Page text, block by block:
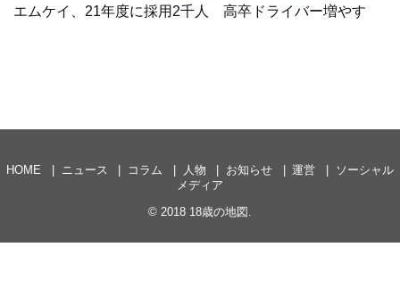
エムケイ、21年度に採用2千人 高卒ドライバー増やす
HOME ニュース コラム 人物 お知らせ 運営
ソーシャル
メディア
© 2018 18歳の地図